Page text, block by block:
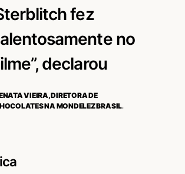
fez
no
declarou
VIEIRA, DIRETORA DE
NA MONDELEZ BRASIL.